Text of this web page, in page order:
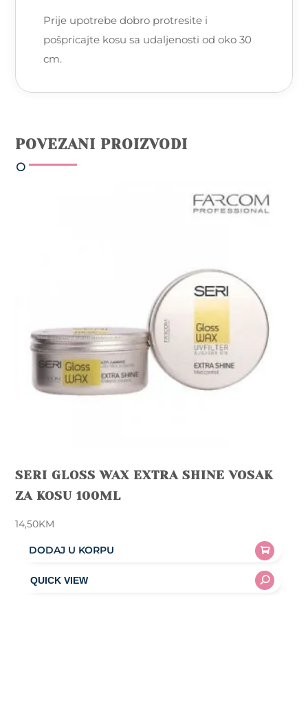
Prije upotrebe dobro protresite i
pošpricajte kosu sa udaljenosti od oko 30
cm.
POVEZANI PROIZVODI
SERI GLOSS WAX EXTRA SHINE VOSAK
ZA KOSU 100ML
14,50KM
DODAJ U KORPU